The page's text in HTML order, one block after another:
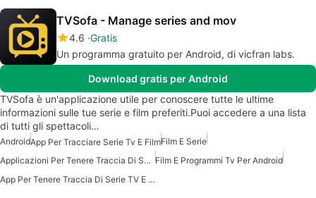
TVSofa - Manage series and mov
4.6 Gratis
Un programma gratuito per Android, di vicfran labs.
Download gratis per Android
TVSofa è un'applicazione utile per conoscere tutte le ultime
informazioni sulle tue serie e film preferiti.Puoi accedere a una lista
di tutti gli spettacoli…
AndroidApp Per Tracciare Serie Tv E FilmFilm E Serie
Applicazioni Per Tenere Traccia Di Serie TV E Film Film E Programmi Tv Per Android
App Per Tenere Traccia Di Serie TV E Film